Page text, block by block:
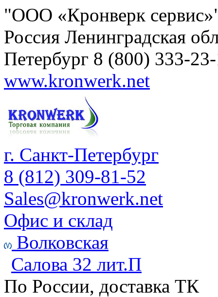
"ООО «Кронверк
Россия Ленинградская
Петербург 8 (800) 333-
www.kronwerk.net
г. Санкт-Петербург
8 (812) 309-81-52
Sales@kronwerk.net
Офис и склад
Волковская
Салова 32 лит.П
По России, доставка ТК